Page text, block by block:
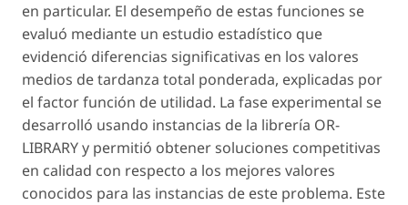
en particular. El desempeño de estas funciones se
evaluó mediante un estudio estadístico que
evidenció diferencias significativas en los valores
medios de tardanza total ponderada, explicadas por
el factor función de utilidad. La fase experimental se
desarrolló usando instancias de la librería OR-
LIBRARY y permitió obtener soluciones competitivas
en calidad con respecto a los mejores valores
conocidos para las instancias de este problema. Este